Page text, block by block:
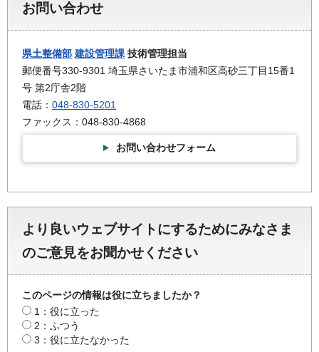
お問い合わせ
県土整備部 建設管理課 技術管理担当
郵便番号330-9301 埼玉県さいたま市浦和区高砂三丁目15番1
号 第2庁舎2階
電話： 048-830-5201
ファックス：048-830-4868
お問い合わせフォーム
より良いウェブサイトにするためにみなさま
のご意見をお聞かせください
このページの情報は役に立ちましたか？
1：役に立った
2：ふつう
3：役に立たなかった